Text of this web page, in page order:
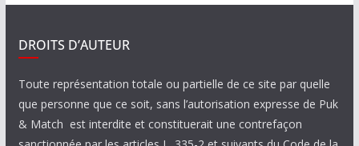
DROITS D’AUTEUR
Toute représentation totale ou partielle de ce site par quelle
que personne que ce soit, sans l’autorisation expresse de Puk
& Match est interdite et constituerait une contrefaçon